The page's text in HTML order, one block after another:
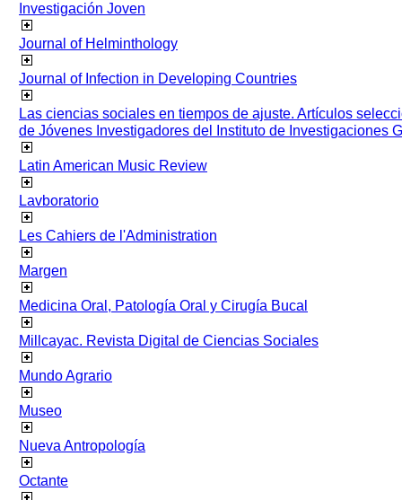
Investigación Joven
Journal of Helminthology
Journal of Infection in Developing Countries
Las ciencias sociales en tiempos de ajuste. Artículos
de Jóvenes Investigadores del Instituto de Investigaciones
Latin American Music Review
Lavboratorio
Les Cahiers de l'Administration
Margen
Medicina Oral, Patología Oral y Cirugía Bucal
Millcayac. Revista Digital de Ciencias Sociales
Mundo Agrario
Museo
Nueva Antropología
Octante